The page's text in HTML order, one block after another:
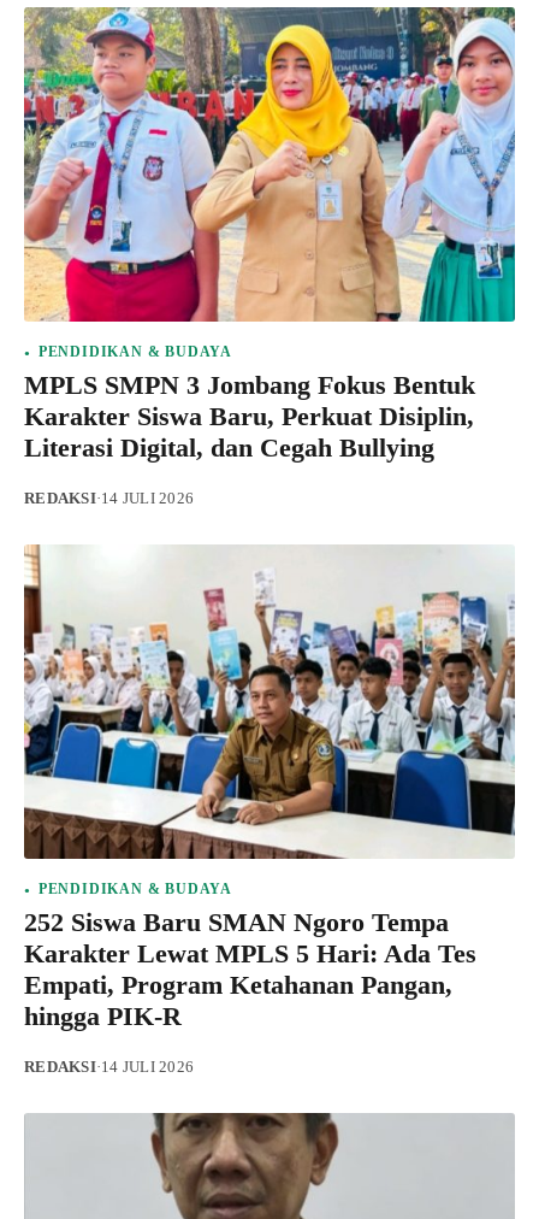
PENDIDIKAN & BUDAYA
MPLS SMPN 3 Jombang Fokus Bentuk
Karakter Siswa Baru, Perkuat Disiplin,
Literasi Digital, dan Cegah Bullying
REDAKSI·14 JULI 2026
PENDIDIKAN & BUDAYA
252 Siswa Baru SMAN Ngoro Tempa
Karakter Lewat MPLS 5 Hari: Ada Tes
Empati, Program Ketahanan Pangan,
hingga PIK-R
REDAKSI·14 JULI 2026